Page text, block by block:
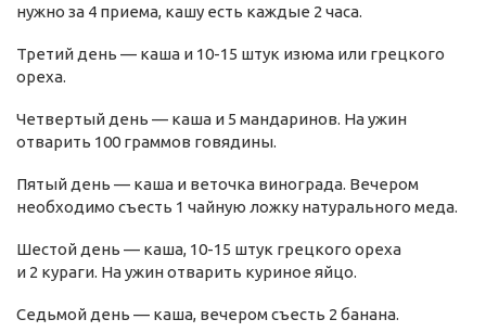
нужно за 4 приема, кашу есть каждые 2 часа.
Третий день — каша и 10-15 штук изюма или грецкого
ореха.
Четвертый день — каша и 5 мандаринов. На ужин
отварить 100 граммов говядины.
Пятый день — каша и веточка винограда. Вечером
необходимо съесть 1 чайную ложку натурального меда.
Шестой день — каша, 10-15 штук грецкого ореха
и 2 кураги. На ужин отварить куриное яйцо.
Седьмой день — каша, вечером съесть 2 банана.